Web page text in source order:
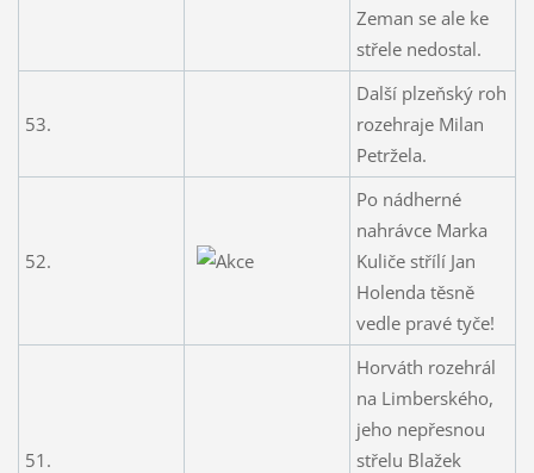
Zeman se ale ke
střele nedostal.
53.
Další plzeňský roh
rozehraje Milan
Petržela.
52.
Po nádherné
nahrávce Marka
Kuliče střílí Jan
Holenda těsně
vedle pravé tyče!
51.
Horváth rozehrál
na Limberského,
jeho nepřesnou
střelu Blažek